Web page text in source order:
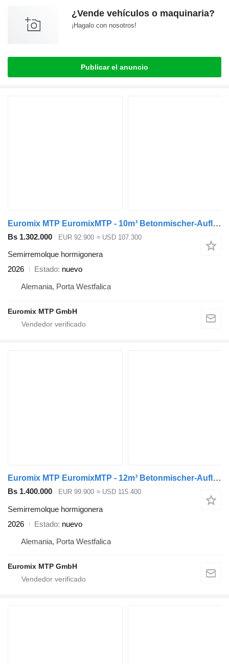
¿Vende vehículos o maquinaria?
¡Hagalo con nosotros!
Publicar el anuncio
Euromix MTP EuromixMTP - 10m³ Betonmischer-Auflieger
Bs 1.302.000 EUR 92.900 ≈ USD 107.300
Semirremolque hormigonera
2026
Estado nuevo
Alemania, Porta Westfalica
Euromix MTP GmbH
Euromix MTP EuromixMTP - 12m³ Betonmischer-Auflieger
Bs 1.400.000 EUR 99.900 ≈ USD 115.400
Semirremolque hormigonera
2026
Estado nuevo
Alemania, Porta Westfalica
Euromix MTP GmbH